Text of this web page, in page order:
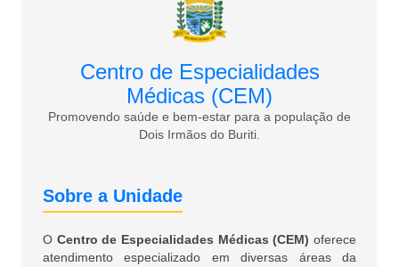
Centro de Especialidades
Médicas (CEM)
Promovendo saúde e bem-estar para a população de
Dois Irmãos do Buriti.
Sobre a Unidade
O Centro de Especialidades Médicas (CEM) oferece
atendimento especializado em diversas áreas da